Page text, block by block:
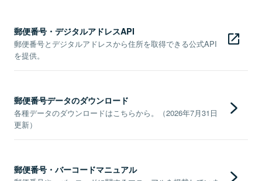
郵便番号・デジタルアドレスAPI
郵便番号とデジタルアドレスから住所を取得できる公式API
を提供。
郵便番号データのダウンロード
各種データのダウンロードはこちらから。（2026年7月31日
更新）
郵便番号・バーコードマニュアル